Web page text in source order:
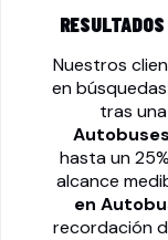
Nuestros
en
tras
Autobuses
hasta un
alcance
en
recordación